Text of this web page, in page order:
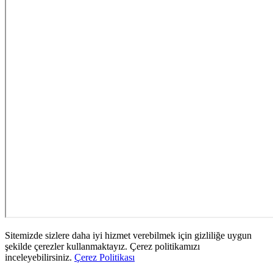
Sitemizde sizlere daha iyi hizmet verebilmek için gizliliğe uygun
şekilde çerezler kullanmaktayız. Çerez politikamızı
inceleyebilirsiniz. Çerez Politikası